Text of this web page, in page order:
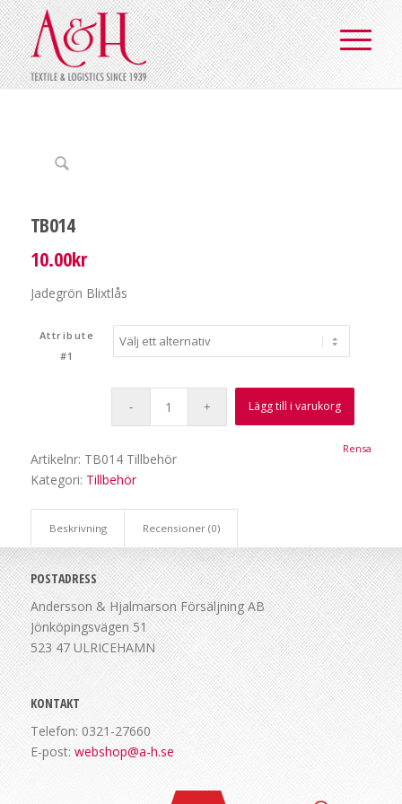
TB014
10.00kr
Jadegrön Blixtlås
Attribute
#1
Rensa
Lägg till i varukorg
Artikelnr: TB014 Tillbehör
Kategori: Tillbehör
Beskrivning Recensioner (0)
POSTADRESS
Andersson & Hjalmarson Försäljning AB
Jönköpingsvägen 51
523 47 ULRICEHAMN
KONTAKT
Telefon: 0321-27660
E-post: webshop@a-h.se